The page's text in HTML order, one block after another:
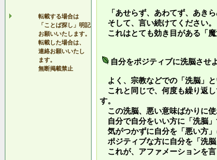
転載する場合は
「ことば探し」明記
お願いいたします。
転載した場合は、
連絡お願いいたし
ます。
無断掲載禁止
「あせらず、あわてず、あき
そして、言い続けてください。
これはとても効き目がある「
自分をポジティブに洗脳させ
よく、宗教などでの「洗脳」
これと同じで、何度も繰り返
す。
この洗脳、悪い意味ばかりに
自分で自分をいい方に「洗脳
気がつかずに自分を「悪い方
ポジティブな方に自分を「洗
これが、アファメーションを